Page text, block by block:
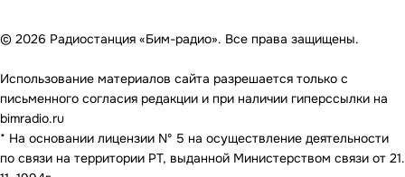
© 2026 Радиостанция «Бим-радио». Все права защищены.
Использование материалов сайта разрешается только с
письменного согласия редакции и при наличии гиперссылки на
bimradio.ru
* На основании лицензии Nº 5 на осуществление деятельности
по связи на территории РТ, выданной Министерством связи от 21.